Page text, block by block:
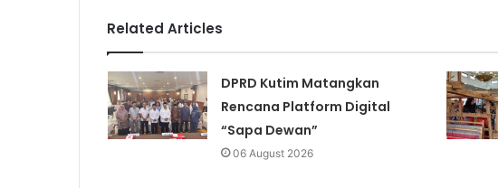
Related Articles
DPRD Kutim Matangkan
Rencana Platform Digital
“Sapa Dewan”
06 August 2026